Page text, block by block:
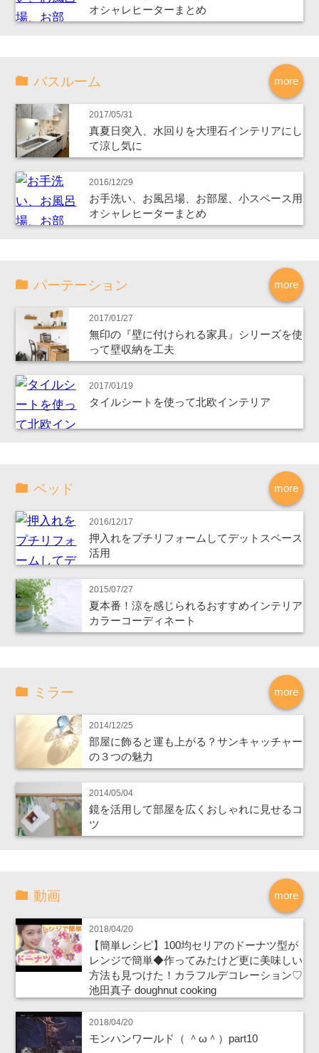
オシャレヒーターまとめ
more
バスルーム
2017/05/31
真夏日突入、水回りを大理石インテリアにし
て涼し気に
2016/12/29
お手洗い、お風呂場、お部屋、小スペース用
オシャレヒーターまとめ
more
パーテーション
2017/01/27
無印の『壁に付けられる家具』シリーズを使
って壁収納を工夫
2017/01/19
タイルシートを使って北欧インテリア
more
ベッド
2016/12/17
押入れをプチリフォームしてデットスペース
活用
2015/07/27
夏本番！涼を感じられるおすすめインテリア
カラーコーディネート
more
ミラー
2014/12/25
部屋に飾ると運も上がる？サンキャッチャー
の３つの魅力
2014/05/04
鏡を活用して部屋を広くおしゃれに見せるコ
ツ
more
動画
2018/04/20
【簡単レシピ】100均セリアのドーナツ型が
レンジで簡単◆作ってみたけど更に美味しい
方法も見つけた！カラフルデコレーション♡
池田真子 doughnut cooking
2018/04/20
モンハンワールド（ ＾ω＾）part10